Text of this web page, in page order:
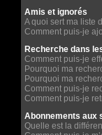
Amis et ignorés
A quoi sert ma liste
Comment puis-je
Recherche dans
Comment puis-je
Pourquoi ma
Pourquoi ma
Comment puis-je
Comment puis-je
Abonnements aux
Quelle est la